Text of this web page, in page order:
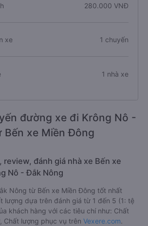
280.000 VNĐ
xe 1 chuyến
1 nhà xe
đường xe đi Krông Nô -
xe Miền Đông
review, đánh giá nhà xe Bến xe
Nô - Đắk Nông
Nông từ Bến xe Miền Đông tốt nhất
lượng dựa trên đánh giá từ 1 đến 5 (1: tệ
khách hàng với các tiêu chí như: Chất
Chất lượng phục vụ trên Vexere.com.